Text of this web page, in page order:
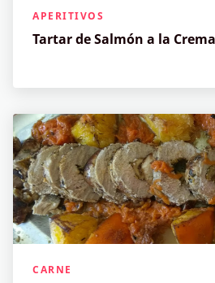
APERITIVOS
Tartar de Salmón a la
CARNE